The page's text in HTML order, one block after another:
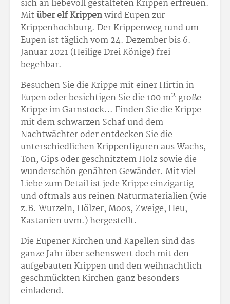
sich an liebevoll gestalteten Krippen erfreuen.
Mitüber elf Krippenwird Eupen zur
Krippenhochburg. Der Krippenweg rund um
Eupen ist täglich vom 24. Dezember bis 6.
Januar 2021 (Heilige Drei Könige) frei
begehbar.
Besuchen Sie die Krippe mit einer Hirtin in
Eupen oder besichtigen Sie die 100 m² große
Krippe im Garnstock… Finden Sie die Krippe
mit dem schwarzen Schaf und dem
Nachtwächter oder entdecken Sie die
unterschiedlichen Krippenfiguren aus Wachs,
Ton, Gips oder geschnitztem Holz sowie die
wunderschön genähten Gewänder. Mit viel
Liebe zum Detail ist jede Krippe einzigartig
und oftmals aus reinen Naturmaterialien (wie
z.B. Wurzeln, Hölzer, Moos, Zweige, Heu,
Kastanien uvm.) hergestellt.
Die Eupener Kirchen und Kapellen sind das
ganze Jahr über sehenswert doch mit den
aufgebauten Krippen und den weihnachtlich
geschmückten Kirchen ganz besonders
einladend.